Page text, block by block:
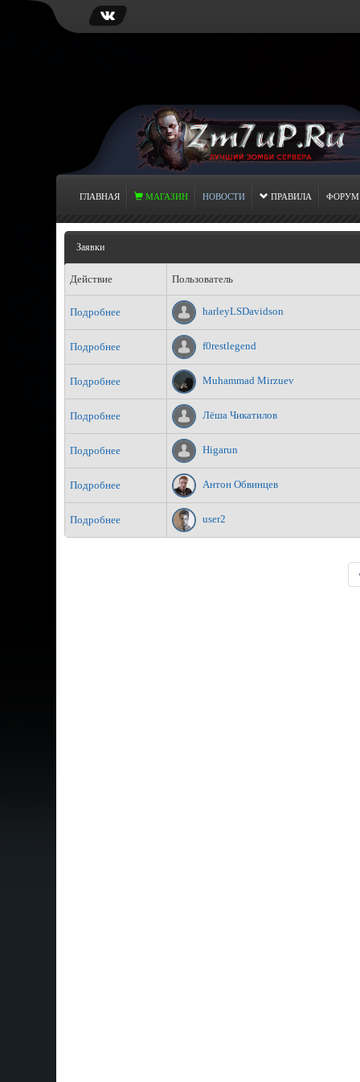
ГЛАВНАЯ МАГАЗИН НОВОСТИ ПРАВИЛА ФОРУМ
Заявки
Действие Пользователь
Подробнее harleyLSDavidson
Подробнее f0restlegend
Подробнее Muhammad Mirzuev
Подробнее Лёша Чикатилов
Подробнее Higarun
Подробнее Антон Обвинцев
Подробнее user2